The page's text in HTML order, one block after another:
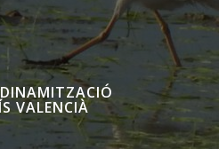
VALENCIÀ